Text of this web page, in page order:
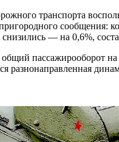
транспорта
сообщения:
— на 0,6%,
общий пассажирооборот
разнонаправленная